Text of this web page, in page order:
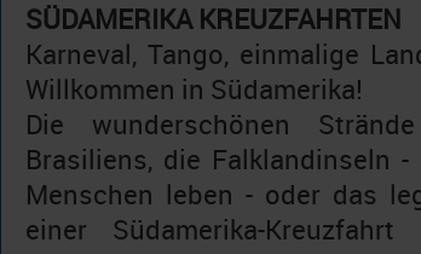
SÜDAMERIKA KREUZFAHRTEN
Karneval, Tango, einmalige
Willkommen in Südamerika!
Die wunderschönen
Brasiliens, die Falklandinseln
Menschen leben - oder das
einer Südamerika-